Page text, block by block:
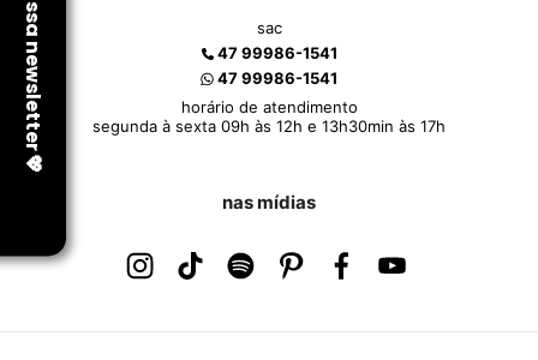
sac
47 99986-1541
47 99986-1541
horário de atendimento
segunda à sexta 09h às 12h e 13h30min às 17h
nas mídias